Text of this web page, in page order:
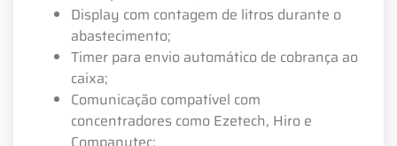
Display com contagem de litros durante o
abastecimento;
Timer para envio automático de cobrança ao
caixa;
Comunicação compatível com
concentradores como Ezetech, Hiro e